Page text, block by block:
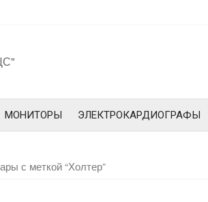
МОНИТОРЫ ЭЛЕКТРОКАРДИОГРАФЫ
с меткой “Холтер”